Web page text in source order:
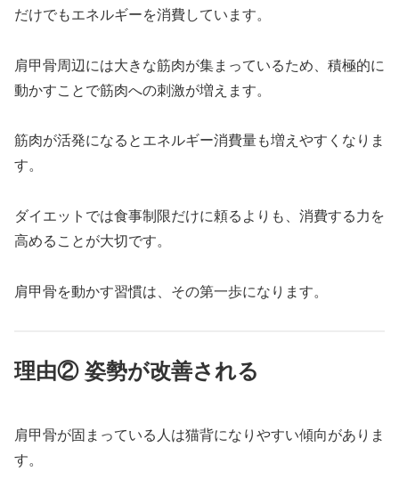
だけでもエネルギーを消費しています。
肩甲骨周辺には大きな筋肉が集まっているため、積極的に
動かすことで筋肉への刺激が増えます。
筋肉が活発になるとエネルギー消費量も増えやすくなりま
す。
ダイエットでは食事制限だけに頼るよりも、消費する力を
高めることが大切です。
肩甲骨を動かす習慣は、その第一歩になります。
理由② 姿勢が改善される
肩甲骨が固まっている人は猫背になりやすい傾向がありま
す。